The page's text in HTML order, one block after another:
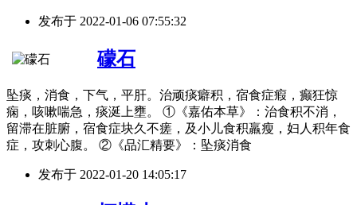
发布于 2022-01-06 07:55:32
礞石
坠痰，消食，下气，平肝。治顽痰癖积，宿食症瘕，癫狂惊
痫，咳嗽喘急，痰涎上壅。 ①《嘉佑本草》：治食积不消，
留滞在脏腑，宿食症块久不瘥，及小儿食积羸瘦，妇人积年食
症，攻刺心腹。 ②《品汇精要》：坠痰消食
发布于 2022-01-20 14:05:17